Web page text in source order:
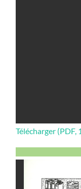
Télécharger (PDF,